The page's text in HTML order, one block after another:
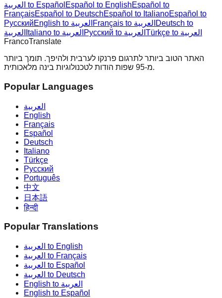
العربية to Español Español to EnglishEspañol to
FrançaisEspañol to DeutschEspañol to ItalianoEspañol to
Русский
English to العربية Français to العربية Deutsch to
العربية
Italiano to العربية Русский to العربية
Türkçe to العربية
FrancoTranslate
האתר הטוב ביותר לתרגום פרנקו לערבית ולהיפך. תומך ביותר
מ-95 שפות הודות לטכנולוגיות בינה מלאכותית.
Popular Languages
العربية
English
Français
Español
Deutsch
Italiano
Türkçe
Русский
Português
中文
日本語
हिन्दी
Popular Translations
العربية to English
العربية to Français
العربية to Español
العربية to Deutsch
English to العربية
English to Español